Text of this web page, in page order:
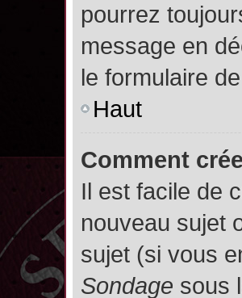
pourrez
message en
le formulaire
Haut
Comment
Il est facile de
nouveau sujet
sujet (si vous
Sondage sous